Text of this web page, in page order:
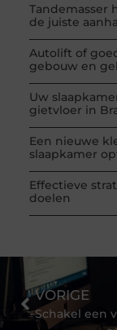
Tandemasser
de juiste
Autolift of
gebouw en
Uw
gietvloer in
Een nieuwe
slaapkamer
Effectieve
doelen
VORIGE